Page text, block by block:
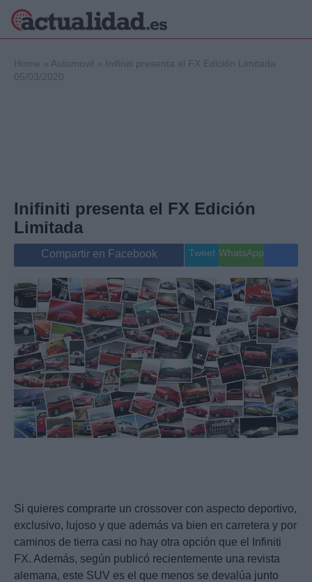
Internacional
Viajes
Salud y Bienestar
Gente
Musica
Home » Automovil »
Inifiniti presenta el FX Edición Limitada
05/03/2020
Inifiniti presenta el FX Edición
Limitada
Compartir en Facebook Tweet WhatsApp
Si quieres comprarte un crossover con aspecto deportivo,
exclusivo, lujoso y que además va bien en carretera y por
caminos de tierra casi no hay otra opción que el Infiniti
FX. Además, según publicó recientemente una revista
alemana, este SUV es el que menos se devalúa junto